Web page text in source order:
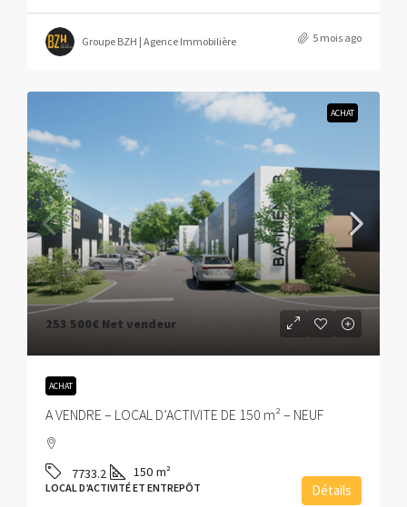
Groupe BZH | Agence Immobilière 5 mois ago
ACHAT
253 500€ Net vendeur
ACHAT
A VENDRE – LOCAL D’ACTIVITE DE 150 m² – NEUF
7733.2 150 m²
LOCAL D’ACTIVITÉ ET ENTREPÔT Détails